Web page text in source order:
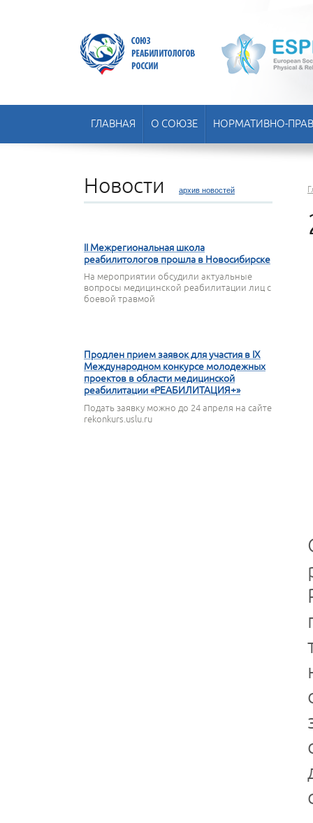
ГЛАВНАЯ О СОЮЗЕ НОРМАТИВНО-
Новости архив новостей
II Межрегиональная школа
реабилитологов прошла в Новосибирске
На мероприятии обсудили актуальные
вопросы медицинской реабилитации лиц с
боевой травмой
Продлен прием заявок для участия в IX
Международном конкурсе молодежных
проектов в области медицинской
реабилитации «РЕАБИЛИТАЦИЯ+»
Подать заявку можно до 24 апреля на сайте
rekonkurs.uslu.ru